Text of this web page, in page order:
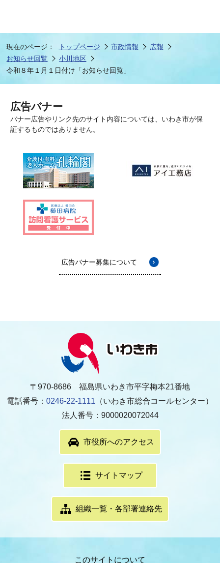
現在のページ： トップページ 市政情報
広報
お知らせ回覧
小川地区
令和８年１月１日付け「お知らせ回覧」
広告バナー
バナー広告やリンク先のサイト内容については、いわき市が保
証するものではありません。
広告バナー募集について
〒970-8686 福島県いわき市平字梅本21番地
電話番号： 0246-22-1111 （いわき市総合コールセンター）
法人番号：9000020072044
市役所へのアクセス
サイトマップ
組織一覧・各部署連絡先
このサイトについて